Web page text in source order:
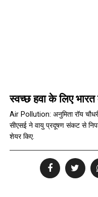
स्वच्छ हवा के लिए
Air Pollution: अनुमिता रॉय
सीएसई ने वायु प्रदूषण संकट से
शेयर किए.